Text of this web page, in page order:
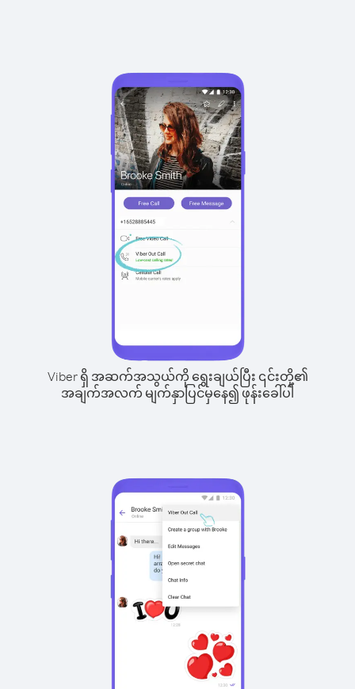
Viber ရှိ အဆက်အသွယ်ကို ရွေးချယ်ပြီး ၎င်းတို့၏
အချက်အလက် မျက်နှာပြင်မှနေ၍ ဖုန်းခေါ်ပါ